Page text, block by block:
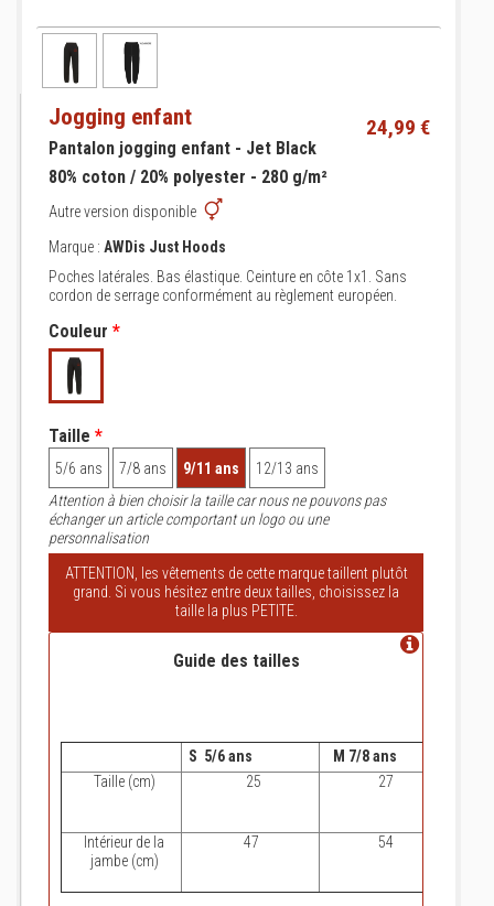
Jogging enfant 24,99 €
Pantalon jogging enfant - Jet Black
80% coton / 20% polyester - 280 g/m²
Autre version disponible
Marque : AWDis Just Hoods
Poches latérales. Bas élastique. Ceinture en côte 1x1. Sans
cordon de serrage conformément au règlement européen.
Couleur *
Taille *
5/6 ans 7/8 ans 9/11 ans
12/13 ans
Attention à bien choisir la taille car nous ne pouvons pas
échanger un article comportant un logo ou une
personnalisation
ATTENTION, les vêtements de cette marque taillent plutôt
grand. Si vous hésitez entre deux tailles, choisissez la
taille la plus PETITE.
Guide des tailles
S 5/6 ans M 7/8 ans
Taille (cm)
25 27
Intérieur de la
jambe (cm)
47 54